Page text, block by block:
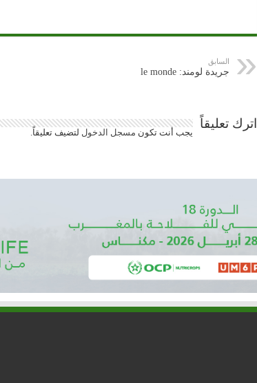
السابق
جريدة لومند: le monde
اترك تعليقاً
يجب أنت تكون مسجل الدخول لتضيف تعليقاً.